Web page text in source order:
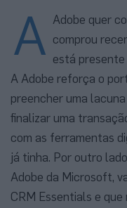
A Adobe quer
comprou
está presente
A Adobe reforça o
preencher uma
finalizar uma
com as ferramentas
já tinha. Por outro
Adobe da Microsoft,
CRM Essentials e